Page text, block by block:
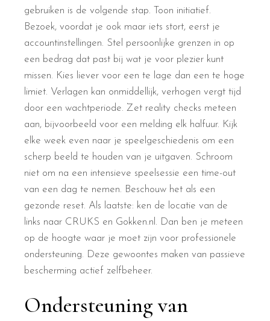
gebruiken is de volgende stap. Toon initiatief.
Bezoek, voordat je ook maar iets stort, eerst je
accountinstellingen. Stel persoonlijke grenzen in op
een bedrag dat past bij wat je voor plezier kunt
missen. Kies liever voor een te lage dan een te hoge
limiet. Verlagen kan onmiddellijk, verhogen vergt tijd
door een wachtperiode. Zet reality checks meteen
aan, bijvoorbeeld voor een melding elk halfuur. Kijk
elke week even naar je speelgeschiedenis om een
scherp beeld te houden van je uitgaven. Schroom
niet om na een intensieve speelsessie een time-out
van een dag te nemen. Beschouw het als een
gezonde reset. Als laatste: ken de locatie van de
links naar CRUKS en Gokken.nl. Dan ben je meteen
op de hoogte waar je moet zijn voor professionele
ondersteuning. Deze gewoontes maken van passieve
bescherming actief zelfbeheer.
Ondersteuning van